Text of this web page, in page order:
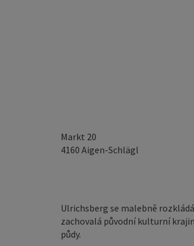
Markt 20
4160 Aigen-Schlägl
Ulrichsberg se malebně
zachovalá původní kulturní
půdy.